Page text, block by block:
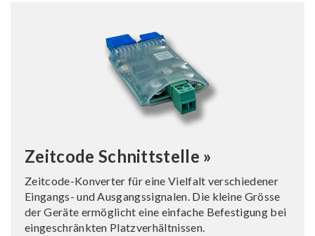
Zeitcode Schnittstelle »
Zeitcode-Konverter für eine Vielfalt verschiedener
Eingangs- und Ausgangssignalen. Die kleine Grösse
der Geräte ermöglicht eine einfache Befestigung bei
eingeschränkten Platzverhältnissen.